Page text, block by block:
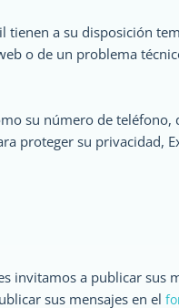
tienen a su disposición
o de un problema
su número de teléfono,
proteger su privacidad,
invitamos a publicar sus
sus mensajes en el